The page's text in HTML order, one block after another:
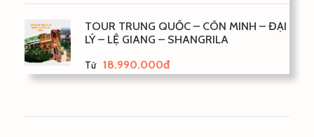
TOUR TRUNG QUỐC – CÔN MINH – ĐẠI
LÝ – LỆ GIANG – SHANGRILA
Từ 18.990.000đ